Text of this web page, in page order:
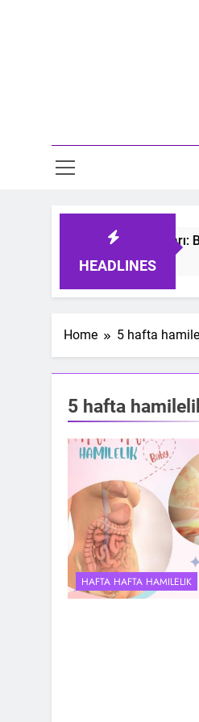
HEADLINES
Bebek Uyku Tulumları:
Home 5 hafta
5 hafta
HAFTA HAFTA HAMILELIK